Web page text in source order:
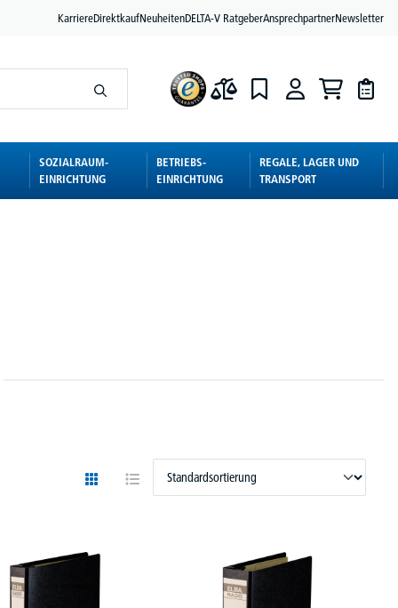
KarriereDirektkaufNeuheitenDELTA-V RatgeberAnsprechpartnerNewsletter
SOZIALRAUM-
EINRICHTUNG
BETRIEBS-
EINRICHTUNG
REGALE, LAGER UND
TRANSPORT